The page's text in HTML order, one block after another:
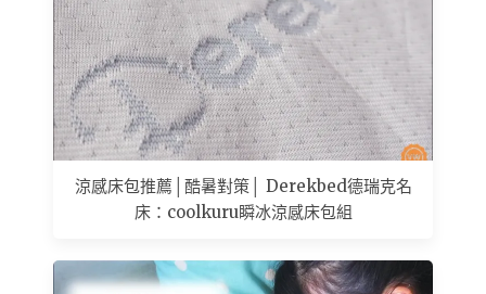
涼感床包推薦│酷暑對策│ Derekbed德瑞克名
床：coolkuru瞬冰涼感床包組